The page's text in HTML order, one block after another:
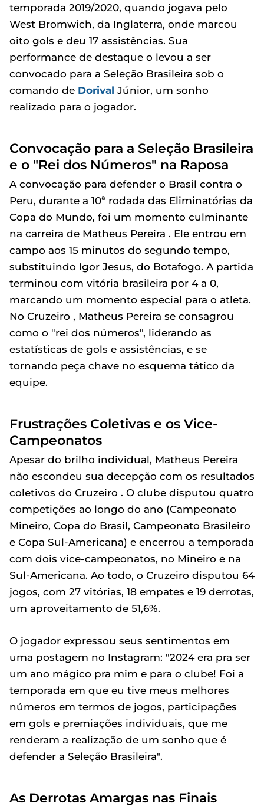
temporada 2019/2020, quando jogava pelo
West Bromwich, da Inglaterra, onde marcou
oito gols e deu 17 assistências. Sua
performance de destaque o levou a ser
convocado para a Seleção Brasileira sob o
comando de Dorival Júnior, um sonho
realizado para o jogador.
Convocação para a Seleção Brasileira
e o "Rei dos Números" na Raposa
A convocação para defender o Brasil contra o
Peru, durante a 10ª rodada das Eliminatórias da
Copa do Mundo, foi um momento culminante
na carreira de Matheus Pereira . Ele entrou em
campo aos 15 minutos do segundo tempo,
substituindo Igor Jesus, do Botafogo. A partida
terminou com vitória brasileira por 4 a 0,
marcando um momento especial para o atleta.
No Cruzeiro , Matheus Pereira se consagrou
como o "rei dos números", liderando as
estatísticas de gols e assistências, e se
tornando peça chave no esquema tático da
equipe.
Frustrações Coletivas e os Vice-
Campeonatos
Apesar do brilho individual, Matheus Pereira
não escondeu sua decepção com os resultados
coletivos do Cruzeiro . O clube disputou quatro
competições ao longo do ano (Campeonato
Mineiro, Copa do Brasil, Campeonato Brasileiro
e Copa Sul-Americana) e encerrou a temporada
com dois vice-campeonatos, no Mineiro e na
Sul-Americana. Ao todo, o Cruzeiro disputou 64
jogos, com 27 vitórias, 18 empates e 19 derrotas,
um aproveitamento de 51,6%.
O jogador expressou seus sentimentos em
uma postagem no Instagram: "2024 era pra ser
um ano mágico pra mim e para o clube! Foi a
temporada em que eu tive meus melhores
números em termos de jogos, participações
em gols e premiações individuais, que me
renderam a realização de um sonho que é
defender a Seleção Brasileira".
As Derrotas Amargas nas Finais